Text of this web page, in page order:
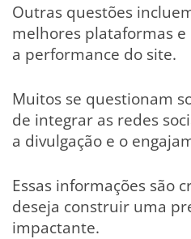
Outras questões
melhores plataformas
a performance do site.
Muitos se questionam
de integrar as redes
a divulgação e o
Essas informações são
deseja construir uma
impactante.